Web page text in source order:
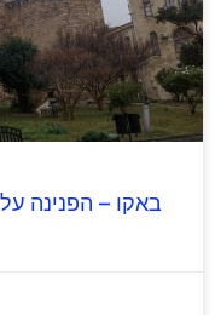
באקו – הפנינה על